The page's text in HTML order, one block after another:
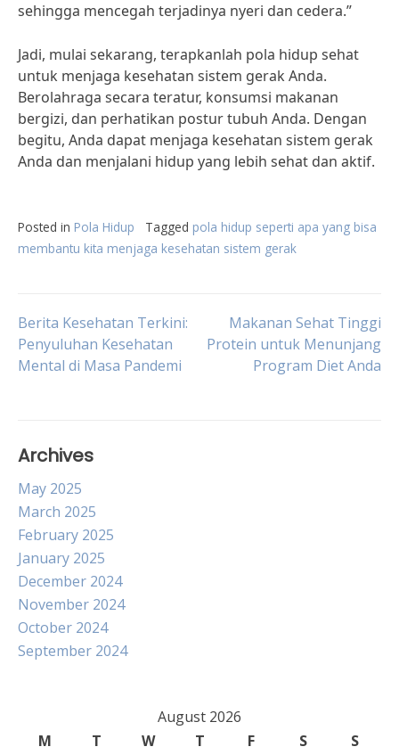
sehingga mencegah terjadinya nyeri dan cedera.”
Jadi, mulai sekarang, terapkanlah pola hidup sehat
untuk menjaga kesehatan sistem gerak Anda.
Berolahraga secara teratur, konsumsi makanan
bergizi, dan perhatikan postur tubuh Anda. Dengan
begitu, Anda dapat menjaga kesehatan sistem gerak
Anda dan menjalani hidup yang lebih sehat dan aktif.
Posted in Pola Hidup Tagged pola hidup seperti apa yang bisa
membantu kita menjaga kesehatan sistem gerak
Post
navigation
Berita Kesehatan Terkini:
Penyuluhan Kesehatan
Mental di Masa Pandemi
Makanan Sehat Tinggi
Protein untuk Menunjang
Program Diet Anda
Archives
May 2025
March 2025
February 2025
January 2025
December 2024
November 2024
October 2024
September 2024
August 2026
M
T W T F S
S